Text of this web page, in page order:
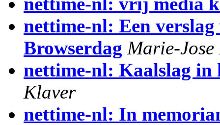
nettime-nl: Een
Browserdag Marie-
nettime-nl: Kaalslag in
Klaver
nettime-nl: In